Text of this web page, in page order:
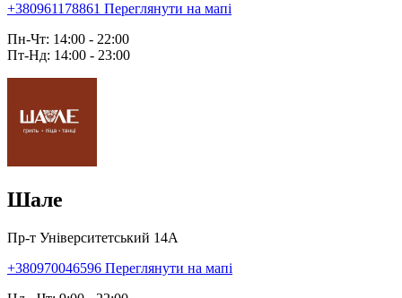
+380961178861 Переглянути на мапі
Пн-Чт: 14:00 - 22:00
Пт-Нд: 14:00 - 23:00
Шале
Пр-т Університетський 14А
+380970046596 Переглянути на мапі